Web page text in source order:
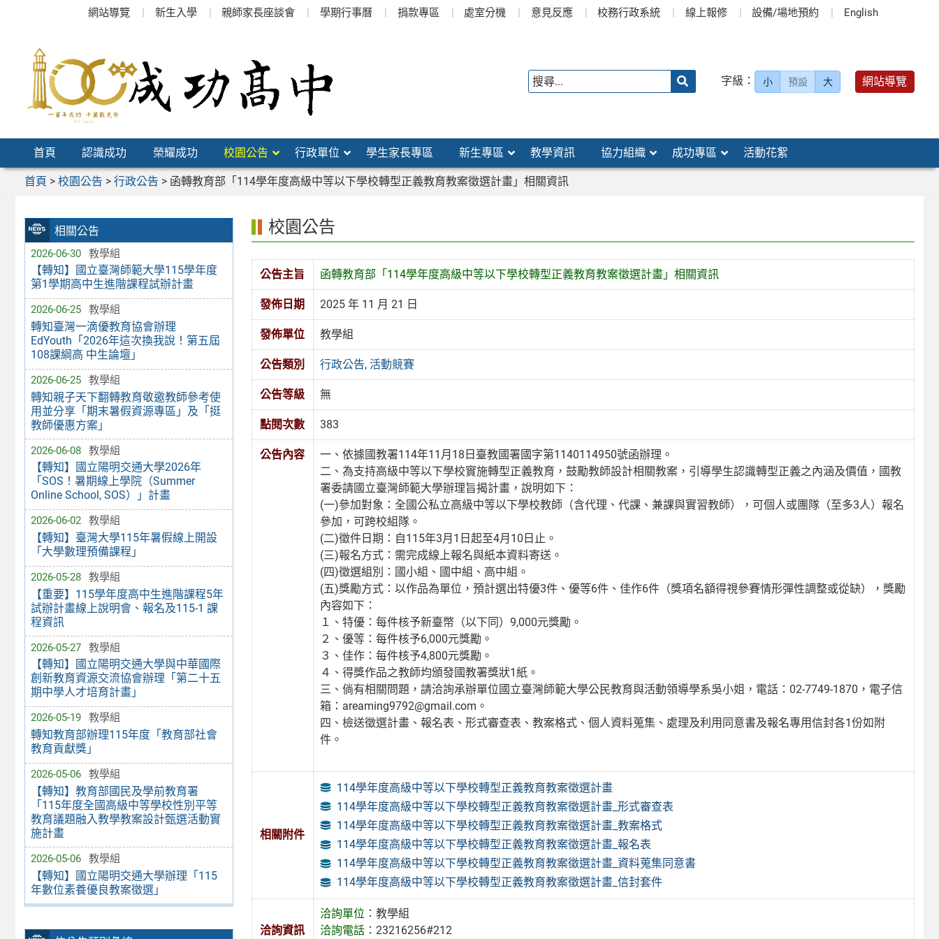
網站導覽 新生入學 親師家長座談會 學期行事曆 捐款專區 處室分機 意見反應 校務行政系統 線上報修 設備/場地預約 English
字級： 小 預設 大 網站導覽
首頁 認識成功 榮耀成功 校園公告 行政單位 學生家長專區 新生專區 教學資訊 協力組織 成功專區 活動花絮
首頁 > 校園公告 > 行政公告 > 函轉教育部「114學年度高級中等以下學校轉型正義教育教案徵選計畫」相關資訊
相關公告
2026-06-30 教學組
【轉知】國立臺灣師範大學115學年度
第1學期高中生進階課程試辦計畫
2026-06-25 教學組
轉知臺灣一滴優教育協會辦理
EdYouth「2026年這次換我說！第五屆
108課綱高 中生論壇」
2026-06-25 教學組
轉知親子天下翻轉教育敬邀教師參考使
用並分享「期末暑假資源專區」及「挺
教師優惠方案」
2026-06-08 教學組
【轉知】國立陽明交通大學2026年
「SOS！暑期線上學院（Summer
Online School, SOS）」計畫
2026-06-02 教學組
【轉知】臺灣大學115年暑假線上開設
「大學數理預備課程」
2026-05-28 教學組
【重要】115學年度高中生進階課程5年
試辦計畫線上說明會、報名及115-1 課
程資訊
2026-05-27 教學組
【轉知】國立陽明交通大學與中華國際
創新教育資源交流協會辦理「第二十五
期中學人才培育計畫」
2026-05-19 教學組
轉知教育部辦理115年度「教育部社會
教育貢獻獎」
2026-05-06 教學組
【轉知】教育部國民及學前教育署
「115年度全國高級中等學校性別平等
教育議題融入教學教案設計甄選活動實
施計畫
2026-05-06 教學組
【轉知】國立陽明交通大學辦理「115
年數位素養優良教案徵選」
校園公告
公告主旨 函轉教育部「114學年度高級中等以下學校轉型正義教育教案徵選計畫」相關資訊
發佈日期 2025 年 11 月 21 日
發佈單位 教學組
公告類別 行政公告,活動競賽
公告等級 無
點閱次數 383
公告內容
一、依據國教署114年11月18日臺教國署國字第1140114950號函辦理。
二、為支持高級中等以下學校實施轉型正義教育，鼓勵教師設計相關教案，引導學生認識轉型正義之內涵及價值，國教
署委請國立臺灣師範大學辦理旨揭計畫，說明如下：
(一)參加對象：全國公私立高級中等以下學校教師（含代理、代課、兼課與實習教師），可個人或團隊（至多3人）報名
參加，可跨校組隊。
(二)徵件日期：自115年3月1日起至4月10日止。
(三)報名方式：需完成線上報名與紙本資料寄送。
(四)徵選組別：國小組、國中組、高中組。
(五)獎勵方式：以作品為單位，預計選出特優3件、優等6件、佳作6件（獎項名額得視參賽情形彈性調整或從缺），獎勵
內容如下：
１、特優：每件核予新臺幣（以下同）9,000元獎勵。
２、優等：每件核予6,000元獎勵。
３、佳作：每件核予4,800元獎勵。
４、得獎作品之教師均頒發國教署獎狀1紙。
三、倘有相關問題，請洽詢承辦單位國立臺灣師範大學公民教育與活動領導學系吳小姐，電話：02-7749-1870，電子信
箱：areaming9792@gmail.com。
四、檢送徵選計畫、報名表、形式審查表、教案格式、個人資料蒐集、處理及利用同意書及報名專用信封各1份如附
件。
相關附件
114學年度高級中等以下學校轉型正義教育教案徵選計畫
114學年度高級中等以下學校轉型正義教育教案徵選計畫_形式審查表
114學年度高級中等以下學校轉型正義教育教案徵選計畫_教案格式
114學年度高級中等以下學校轉型正義教育教案徵選計畫_報名表
114學年度高級中等以下學校轉型正義教育教案徵選計畫_資料蒐集同意書
114學年度高級中等以下學校轉型正義教育教案徵選計畫_信封套件
洽詢資訊
洽詢單位：教學組
洽詢電話：23216256#212